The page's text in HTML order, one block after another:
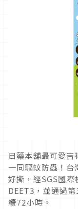
日藥本舖最可愛
一同驅蚊防蟲！
好撕，經SGS國
DEET3，並通過
續72小時。